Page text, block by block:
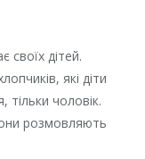
своїх дітей.
які діти
тільки чоловік.
розмовляють